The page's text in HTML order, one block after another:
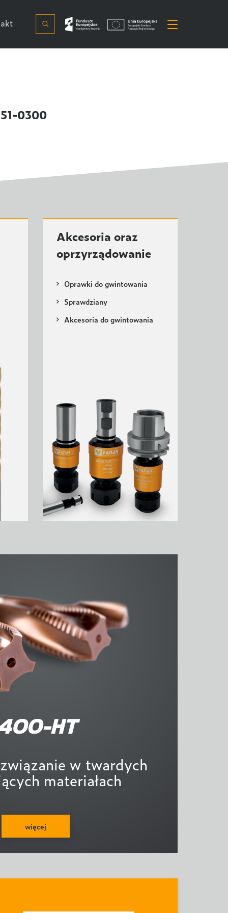
0300
Akcesoria oraz
oprzyrządowanie
Oprawki do gwintowania
Sprawdziany
Akcesoria do gwintowania
w twardych
materiałach
więcej